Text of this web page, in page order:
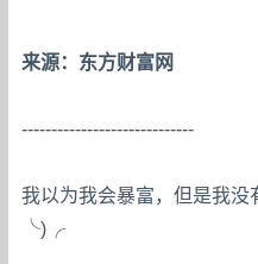
来源：东方财富网
-----------------------------
我以为我会暴富，但是我
╰)╭